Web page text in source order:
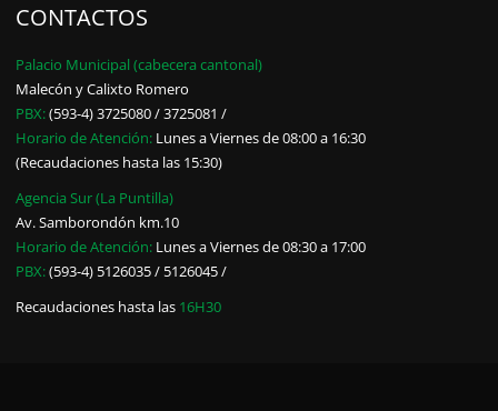
CONTACTOS
Palacio Municipal (cabecera cantonal)
Malecón y Calixto Romero
PBX:(593-4) 3725080 / 3725081 /
Horario de Atención: Lunes a Viernes de 08:00 a 16:30
(Recaudaciones hasta las 15:30)
Agencia Sur (La Puntilla)
Av. Samborondón km.10
Horario de Atención: Lunes a Viernes de 08:30 a 17:00
PBX:(593-4) 5126035 / 5126045 /
Recaudaciones hasta las 16H30